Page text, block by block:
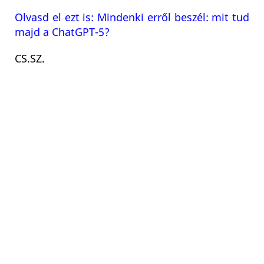
Olvasd el ezt is: Mindenki erről beszél: mit tud
majd a ChatGPT-5?
CS.SZ.